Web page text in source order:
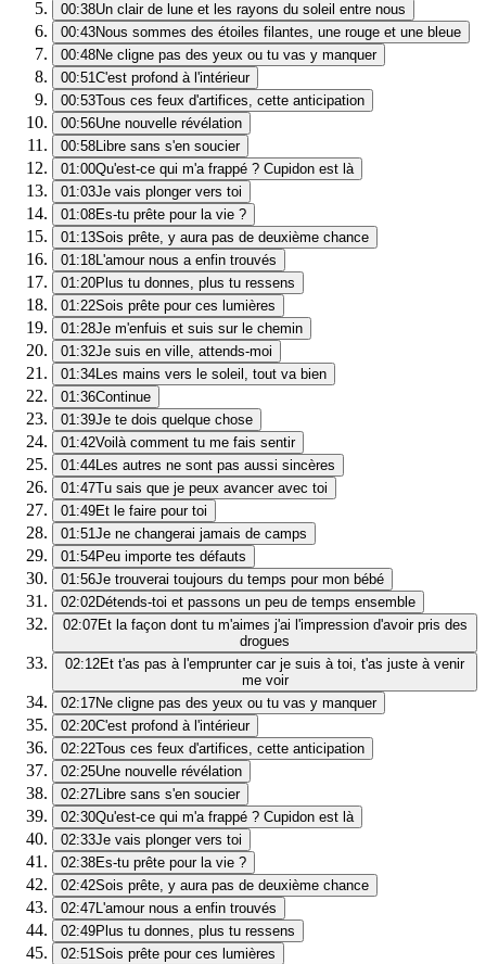
00:38Un clair de lune et les rayons du soleil entre nous
00:43Nous sommes des étoiles filantes, une rouge et une bleue
00:48Ne cligne pas des yeux ou tu vas y manquer
00:51C'est profond à l'intérieur
00:53Tous ces feux d'artifices, cette anticipation
00:56Une nouvelle révélation
00:58Libre sans s'en soucier
01:00Qu'est-ce qui m'a frappé ? Cupidon est là
01:03Je vais plonger vers toi
01:08Es-tu prête pour la vie ?
01:13Sois prête, y aura pas de deuxième chance
01:18L'amour nous a enfin trouvés
01:20Plus tu donnes, plus tu ressens
01:22Sois prête pour ces lumières
01:28Je m'enfuis et suis sur le chemin
01:32Je suis en ville, attends-moi
01:34Les mains vers le soleil, tout va bien
01:36Continue
01:39Je te dois quelque chose
01:42Voilà comment tu me fais sentir
01:44Les autres ne sont pas aussi sincères
01:47Tu sais que je peux avancer avec toi
01:49Et le faire pour toi
01:51Je ne changerai jamais de camps
01:54Peu importe tes défauts
01:56Je trouverai toujours du temps pour mon bébé
02:02Détends-toi et passons un peu de temps ensemble
02:07Et la façon dont tu m'aimes j'ai l'impression d'avoir pris des
drogues
02:12Et t'as pas à l'emprunter car je suis à toi, t'as juste à venir
me voir
02:17Ne cligne pas des yeux ou tu vas y manquer
02:20C'est profond à l'intérieur
02:22Tous ces feux d'artifices, cette anticipation
02:25Une nouvelle révélation
02:27Libre sans s'en soucier
02:30Qu'est-ce qui m'a frappé ? Cupidon est là
02:33Je vais plonger vers toi
02:38Es-tu prête pour la vie ?
02:42Sois prête, y aura pas de deuxième chance
02:47L'amour nous a enfin trouvés
02:49Plus tu donnes, plus tu ressens
02:51Sois prête pour ces lumières